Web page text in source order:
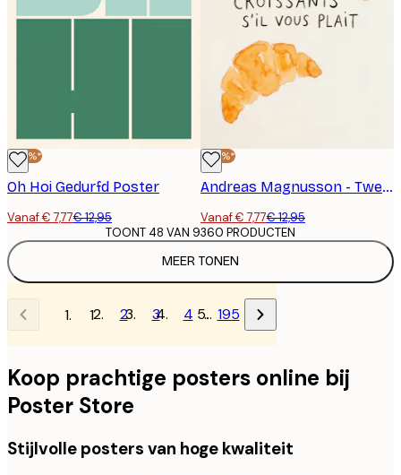
-40%*
Oh Hoi Gedurfd Poster
Vanaf € 7,77€ 12,95
-40%*
Andreas Magnusson - Twee Croissants Alsjeblieft Poster
Vanaf € 7,77€ 12,95
MEER TONEN
TOONT 48 VAN 9360 PRODUCTEN
1 2 3 4 … 195
Koop prachtige posters online bij
Poster Store
Stijlvolle posters van hoge kwaliteit